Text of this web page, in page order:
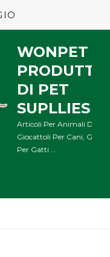
WONPET
DI PET
SUPLLIES
Articoli Per Animali
Giocattoli Per Cani,
Per Gatti ...